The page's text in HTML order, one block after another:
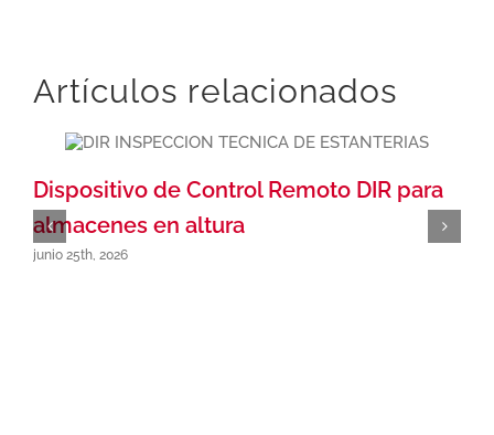
Artículos relacionados
Dispositivo de Control Remoto DIR para
almacenes en altura
junio 25th, 2026